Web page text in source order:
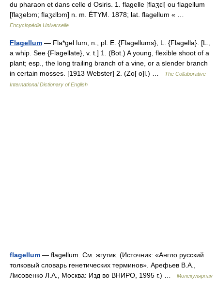
du pharaon et dans celle d Osiris. 1. flagelle [flaʒɛl] ou flagellum
[flaʒelɔm; flaʒɛllɔm] n. m. ÉTYM. 1878; lat. flagellum « …
Encyclopédie Universelle
Flagellum — Fla*gel lum, n.; pl. E. {Flagellums}, L. {Flagella}. [L.,
a whip. See {Flagellate}, v. t.] 1. (Bot.) A young, flexible shoot of a
plant; esp., the long trailing branch of a vine, or a slender branch
in certain mosses. [1913 Webster] 2. (Zo[ o]l.) …
The Collaborative
International Dictionary of English
flagellum — flagellum. См. жгутик. (Источник: «Англо русский
толковый словарь генетических терминов». Арефьев В.А.,
Лисовенко Л.А., Москва: Изд во ВНИРО, 1995 г.) …
Молекулярная